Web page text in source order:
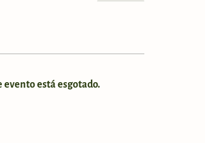
evento está esgotado.